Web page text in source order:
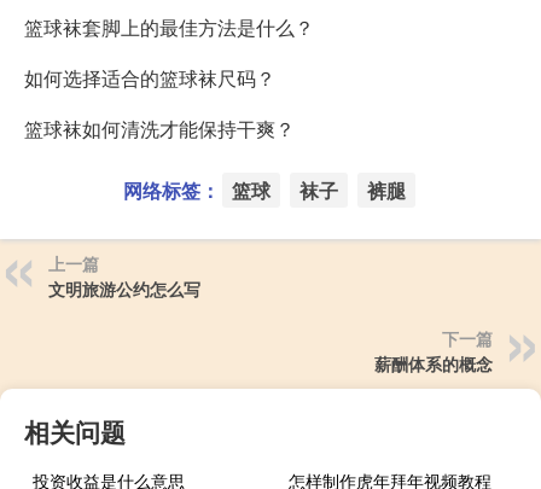
篮球袜套脚上的最佳方法是什么？
如何选择适合的篮球袜尺码？
篮球袜如何清洗才能保持干爽？
网络标签： 篮球 袜子 裤腿
上一篇
文明旅游公约怎么写
下一篇
薪酬体系的概念
相关问题
投资收益是什么意思_ 怎样制作虎年拜年视频教程